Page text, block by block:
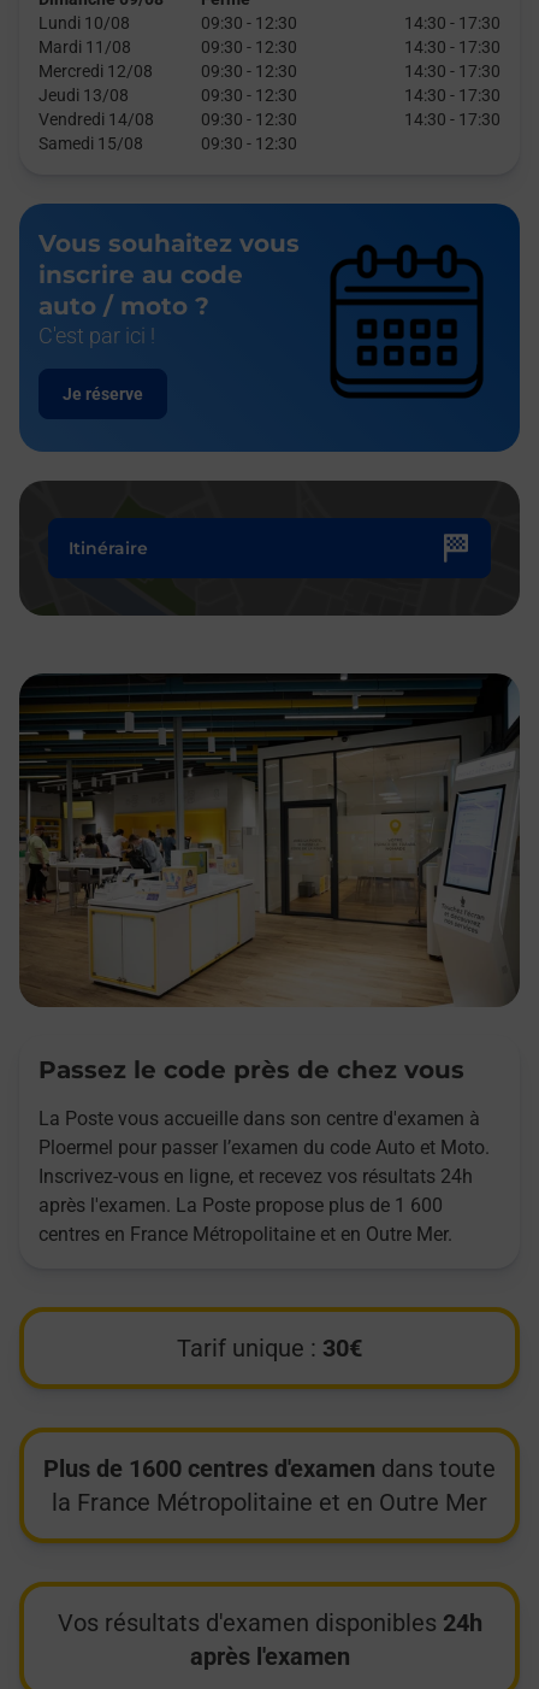
Lundi 10/08
09:30 - 12:30 14:30 - 17:30
Mardi 11/08
09:30 - 12:30 14:30 - 17:30
Mercredi 12/08
09:30 - 12:30 14:30 - 17:30
Jeudi 13/08
09:30 - 12:30 14:30 - 17:30
Vendredi 14/08
09:30 - 12:30 14:30 - 17:30
Samedi 15/08
09:30 - 12:30
Vous souhaitez vous
inscrire au code
auto / moto ?
C'est par ici !
Je réserve
Itinéraire
Passez le code près de chez vous
La Poste vous accueille dans son centre d'examen à
Ploermel pour passer l’examen du code Auto et Moto.
Inscrivez-vous en ligne, et recevez vos résultats 24h
après l'examen. La Poste propose plus de 1 600
centres en France Métropolitaine et en Outre Mer.
Tarif unique : 30€
Plus de 1600 centres d'examen dans toute
la France Métropolitaine et en Outre Mer
Vos résultats d'examen disponibles 24h
après l'examen